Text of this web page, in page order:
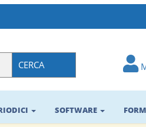
CERCA
SOFTWARE